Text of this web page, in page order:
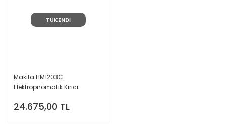
TÜKENDİ
Makita HM1203C
Elektropnömatik Kırıcı
24.675,00 TL